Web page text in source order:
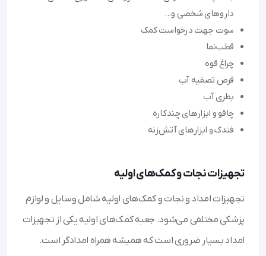
داروهای شخصی و...
سوت جهت درخواست کمک
قطب‌نما
چراغ قوه
قرص تصفیه آب
بطری آب
چاقو و ابزارهای چندکاره
فندک و ابزارهای آتش‌زنه
تجهیزات نجات و کمک‌های اولیه
تجهیزات امداد و نجات و کمک‌های اولیه شامل وسایل و لوازم
پزشکی مختلفی می‌شود. جعبه کمک‌های اولیه یکی از تجهیزات
امداد بسیار ضروری است که همیشه همراه امدادگر است.